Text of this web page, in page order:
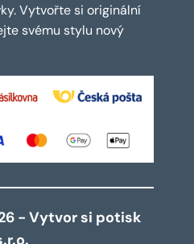
Vytvořte si originální
svému stylu nový
- Vytvor si potisk